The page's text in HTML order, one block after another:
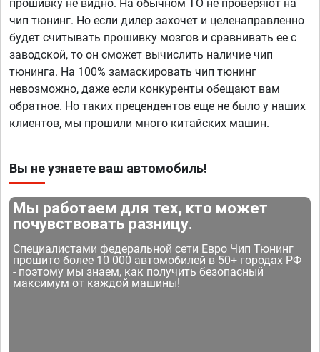
прошивку не видно. На обычном ТО не проверяют на
чип тюнинг. Но если дилер захочет и целенаправленно
будет считывать прошивку мозгов и сравнивать ее с
заводской, то он сможет вычислить наличие чип
тюнинга. На 100% замаскировать чип тюнинг
невозможно, даже если конкуренты обещают вам
обратное. Но таких прецендентов еще не было у наших
клиентов, мы прошили много китайских машин.
Вы не узнаете ваш автомобиль!
Мы работаем для тех, кто может
почувствовать разницу.
Специалистами федеральной сети Евро Чип Тюнинг
прошито более 10 000 автомобилей в 50+ городах РФ
- поэтому мы знаем, как получить безопасный
максимум от каждой машины!